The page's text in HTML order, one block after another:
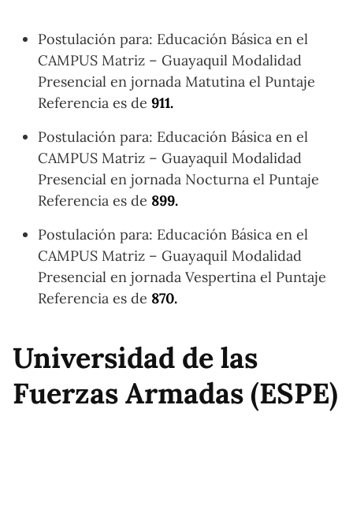
Postulación para: Educación Básica en el
CAMPUS Matriz – Guayaquil Modalidad
Presencial en jornada Matutina el Puntaje
Referencia es de 911.
Postulación para: Educación Básica en el
CAMPUS Matriz – Guayaquil Modalidad
Presencial en jornada Nocturna el Puntaje
Referencia es de 899.
Postulación para: Educación Básica en el
CAMPUS Matriz – Guayaquil Modalidad
Presencial en jornada Vespertina el Puntaje
Referencia es de 870.
Universidad de las
Fuerzas Armadas (ESPE)